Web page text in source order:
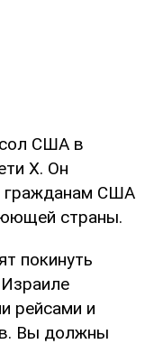
США в
X. Он
гражданам США
страны.
покинуть
рейсами и
Вы должны